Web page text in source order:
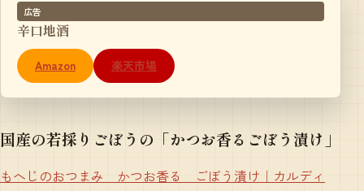
広告
辛口地酒
Amazon 楽天市場
国産の若採りごぼうの「かつお香るごぼう漬け」
もへじのおつまみ かつお香る ごぼう漬け｜カルディ